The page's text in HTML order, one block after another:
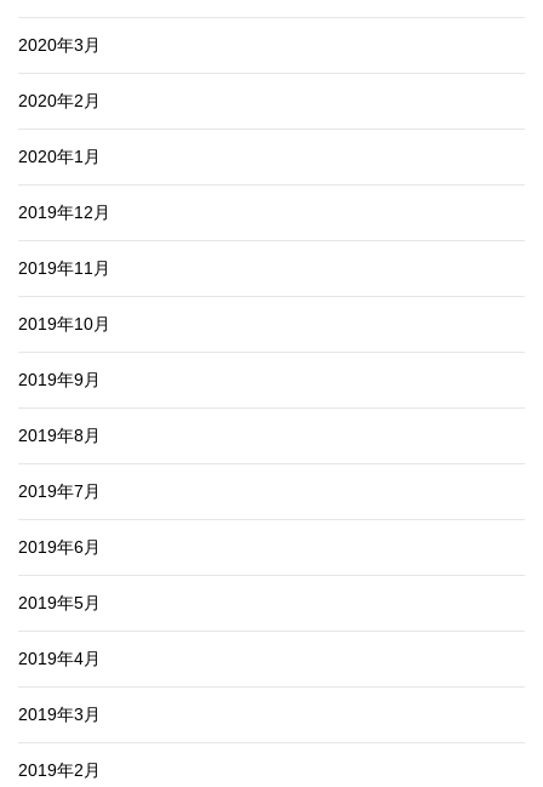
2020年3月
2020年2月
2020年1月
2019年12月
2019年11月
2019年10月
2019年9月
2019年8月
2019年7月
2019年6月
2019年5月
2019年4月
2019年3月
2019年2月